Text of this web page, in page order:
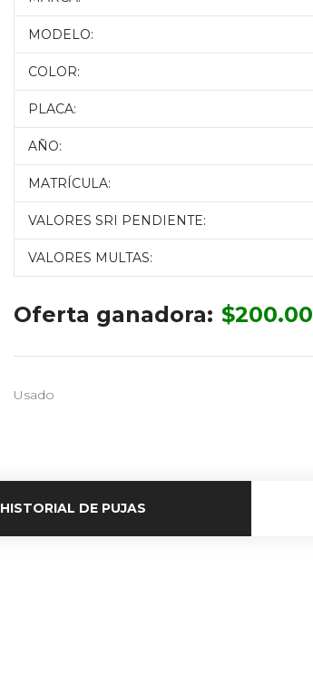
MODELO:
COLOR:
PLACA:
AÑO:
MATRÍCULA:
VALORES SRI PENDIENTE:
VALORES MULTAS:
Oferta ganadora: $200.00
Usado
HISTORIAL DE PUJAS